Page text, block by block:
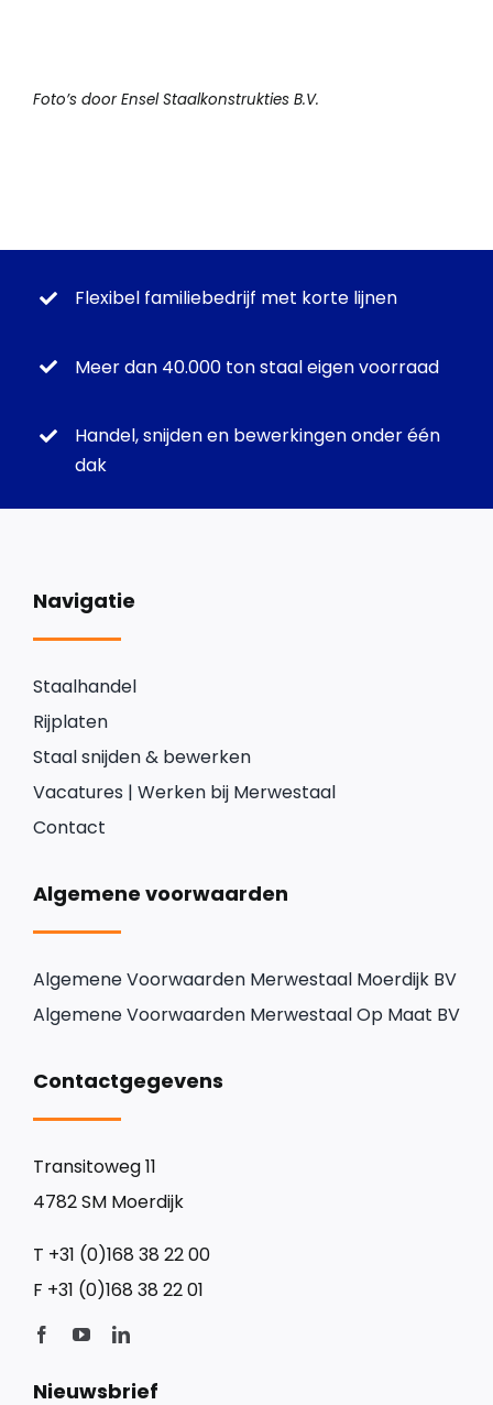
Foto’s door Ensel Staalkonstrukties B.V.
Flexibel familiebedrijf met korte lijnen
Meer dan 40.000 ton staal eigen voorraad
Handel, snijden en bewerkingen onder één
dak
Navigatie
Staalhandel
Rijplaten
Staal snijden & bewerken
Vacatures | Werken bij Merwestaal
Contact
Algemene voorwaarden
Algemene Voorwaarden Merwestaal Moerdijk BV
Algemene Voorwaarden Merwestaal Op Maat BV
Contactgegevens
Transitoweg 11
4782 SM Moerdijk
T +31 (0)168 38 22 00
F +31 (0)168 38 22 01
Nieuwsbrief